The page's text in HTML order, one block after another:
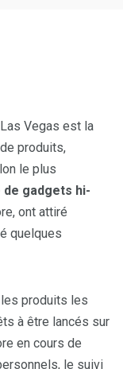
Vegas est la
produits,
le plus
de gadgets hi-
ont attiré
quelques
produits les
à être lancés sur
en cours de
le suivi